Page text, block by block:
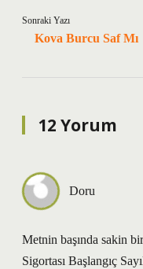
Sonraki Yazı
Kova Burcu Saf Mı
12 Yorum
Doru
Metnin başında sakin
Sigortası Başlangıç